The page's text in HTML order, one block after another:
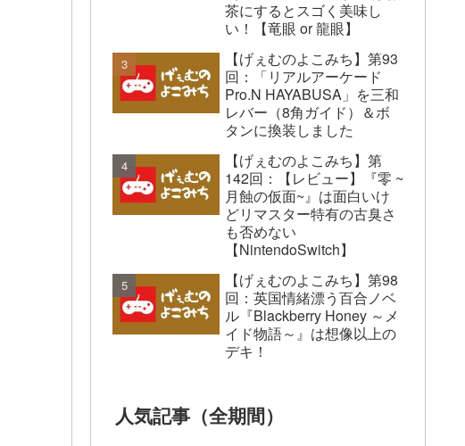
茶にするとスゴく美味し
い！【竜眼 or 龍眼】
【げぇむのよこみち】第93
回：「リアルアーケード
Pro.N HAYABUSA」を三和
レバー（8角ガイド）＆ボ
タンに換装しました
【げぇむのよこみち】第
142回：【レビュー】『零 ~
月蝕の仮面~』は面白いけ
どリマスター特有の古臭さ
も否めない
【NintendoSwitch】
【げぇむのよこみち】第98
回：英国情緒漂う百合ノベ
ル『Blackberry Honey ～メ
イド物語～』は想像以上の
デキ！
人気記事（全期間）